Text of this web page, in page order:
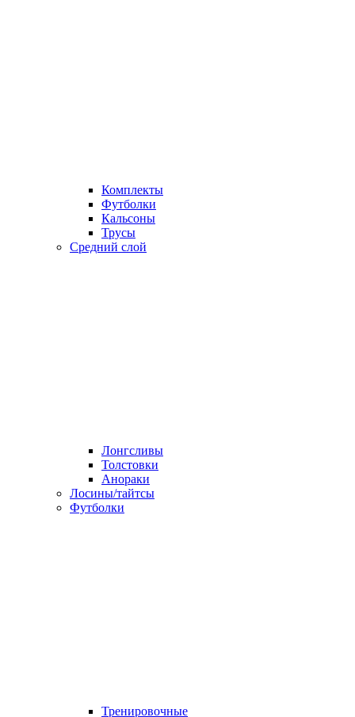
Комплекты
Футболки
Кальсоны
Трусы
Средний слой
Лонгсливы
Толстовки
Анораки
Лосины/тайтсы
Футболки
Тренировочные